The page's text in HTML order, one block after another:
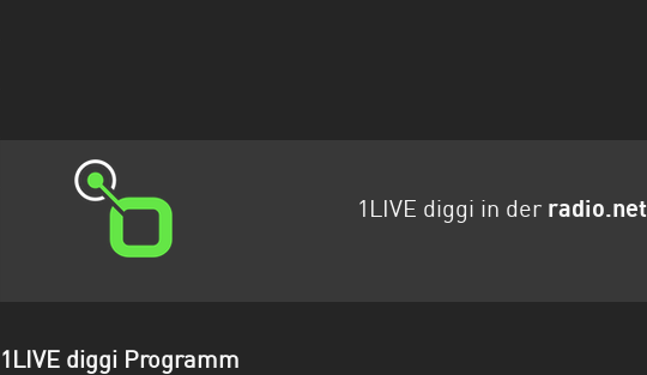
1LIVE diggi in der
1LIVE diggi Programm